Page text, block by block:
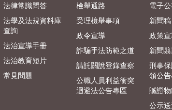
法律常識問答
法學及法規資料庫
查詢
法治宣導手冊
法治教育短片
常見問題
檢舉通路
受理檢舉事項
政令宣導
詐騙手法防範之道
請託關說登錄查察
公職人員利益衝突
迴避法公告專區
電子
新聞稿
政策
新聞
刑事
領公
贓證
公示送